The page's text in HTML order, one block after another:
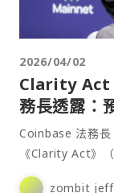
2026/04/02
Clarity Act
務長透露：
Coinbase 法務
《Clarity Act》
展。⋯
zombit jeff